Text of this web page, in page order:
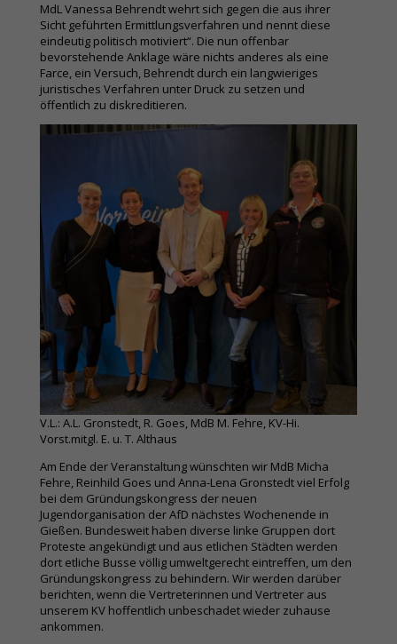
MdL Vanessa Behrendt wehrt sich gegen die aus ihrer
Sicht geführten Ermittlungsverfahren und nennt diese
eindeutig politisch motiviert“. Die nun offenbar
bevorstehende Anklage wäre nichts anderes als eine
Farce, ein Versuch, Behrendt durch ein langwieriges
juristisches Verfahren unter Druck zu setzen und
öffentlich zu diskreditieren.
V.L.: A.L. Gronstedt, R. Goes, MdB M. Fehre, KV-Hi.
Vorst.mitgl. E. u. T. Althaus
Am Ende der Veranstaltung wünschten wir MdB Micha
Fehre, Reinhild Goes und Anna-Lena Gronstedt viel Erfolg
bei dem Gründungskongress der neuen
Jugendorganisation der AfD nächstes Wochenende in
Gießen. Bundesweit haben diverse linke Gruppen dort
Proteste angekündigt und aus etlichen Städten werden
dort etliche Busse völlig umweltgerecht eintreffen, um den
Gründungskongress zu behindern. Wir werden darüber
berichten, wenn die Vertreterinnen und Vertreter aus
unserem KV hoffentlich unbeschadet wieder zuhause
ankommen.